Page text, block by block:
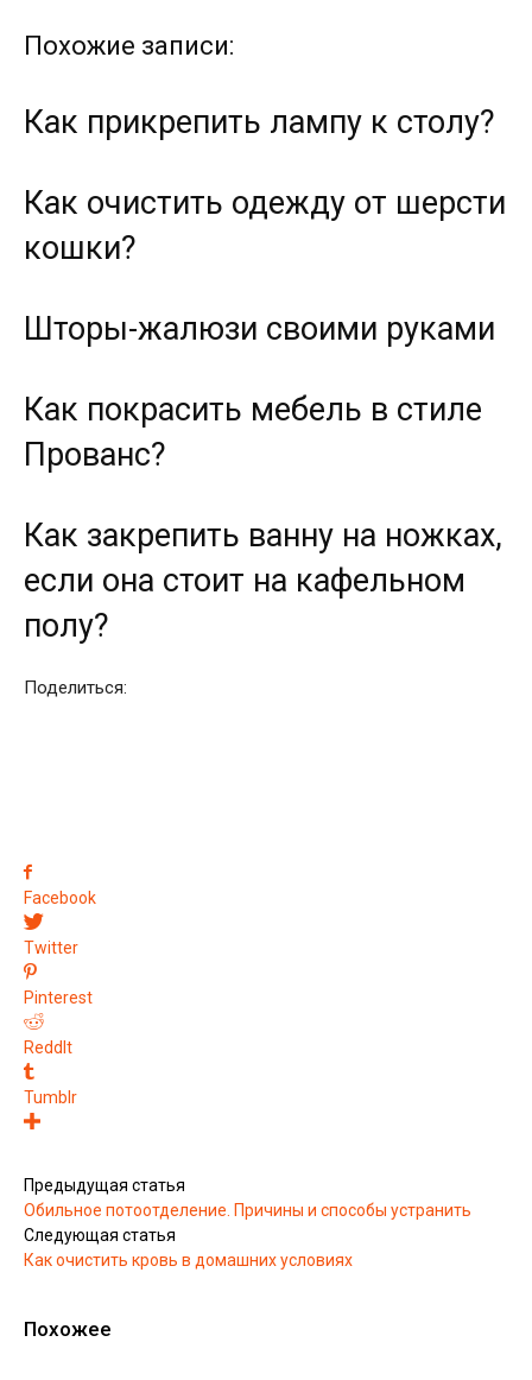
Похожие записи:
Как прикрепить лампу к столу?
Как очистить одежду от шерсти
кошки?
Шторы-жалюзи своими руками
Как покрасить мебель в стиле
Прованс?
Как закрепить ванну на ножках,
если она стоит на кафельном
полу?
Поделиться:
Facebook
Twitter
Pinterest
ReddIt
Tumblr
Предыдущая статья
Обильное потоотделение. Причины и способы устранить
Следующая статья
Как очистить кровь в домашних условиях
Похожее